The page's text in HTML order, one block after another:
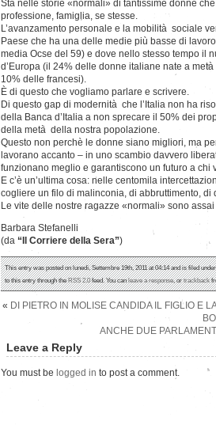
Sta nelle storie «normali» di tantissime donne
professione, famiglia, se stesse.
L’avanzamento personale e la mobilità sociale
Paese che ha una delle medie più basse di
media Ocse del 59) e dove nello stesso tempo il
d’Europa (il 24% delle donne italiane nate a
10% delle francesi).
È di questo che vogliamo parlare e scrivere.
Di questo gap di modernità che l’Italia non ha
della Banca d’Italia a non sprecare il 50% dei
della metà della nostra popolazione.
Questo non perchè le donne siano migliori, ma
lavorano accanto – in uno scambio davvero
funzionano meglio e garantiscono un futuro a chi
E c’è un’ultima cosa: nelle centomila
cogliere un filo di malinconia, di abbruttimento, di
Le vite delle nostre ragazze «normali» sono
Barbara Stefanelli
(da “Il Corriere della Sera”)
This entry was posted on lunedì, Settembre 19th, 2011 at 04:14 and is filed
to this entry through theRSS 2.0feed. You canleave a response, ortrackback
« DI PIETRO IN MOLISE CANDIDA IL FIGLIO E
ANCHE DUE
Leave a Reply
You must be logged in to post a comment.